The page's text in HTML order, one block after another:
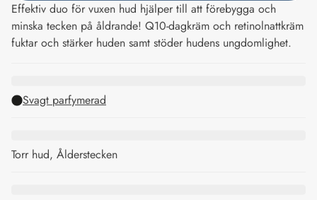
Effektiv duo för vuxen hud hjälper till att förebygga och
minska tecken på åldrande! Q10-dagkräm och retinolnattkräm
fuktar och stärker huden samt stöder hudens ungdomlighet.
Svagt parfymerad
Torr hud, Ålderstecken